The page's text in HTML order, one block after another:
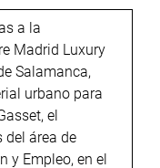
a la
Madrid Luxury
Salamanca,
urbano para
el
del área de
y Empleo, en el